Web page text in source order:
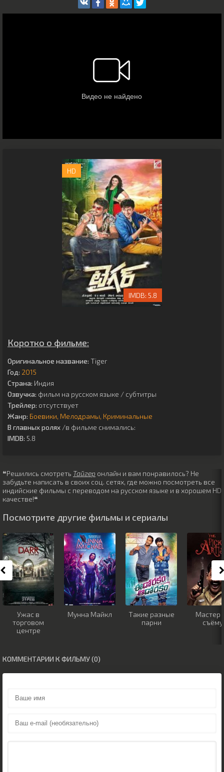
HD
5.8
Коротко о фильме:
Оригинальное название: Tiger
Год: 2015
Страна: Индия
Озвучка: фильм на русском языке / субтитры
Трейлер: отсутствует
Жанр: Боевики Мелодрамы Криминальные
В главных ролях /в фильме снимались:
IMDB: 5.8
❝Решились смотреть Тайгер онлайн и вам понравилось? Не
забудьте написать в своих соц. сетях, где можно посмотреть все
индийские фильмы с переводом на русском языке и в хорошем HD
качестве!❝
Посмотрите другие фильмы и сериалы
Ужас в
торговом
центре
Мунна Майкл
Такие разные
парни
Мастер
съёму
КОММЕНТАРИИ К ФИЛЬМУ (0)